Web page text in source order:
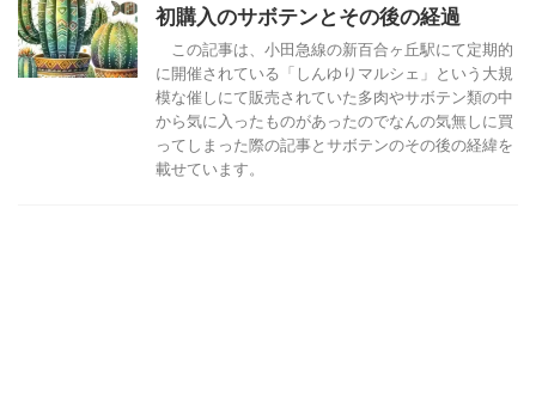
初購入のサボテンとその後の経過
この記事は、小田急線の新百合ヶ丘駅にて定期的
に開催されている「しんゆりマルシェ」という大規
模な催しにて販売されていた多肉やサボテン類の中
から気に入ったものがあったのでなんの気無しに買
ってしまった際の記事とサボテンのその後の経緯を
載せています。